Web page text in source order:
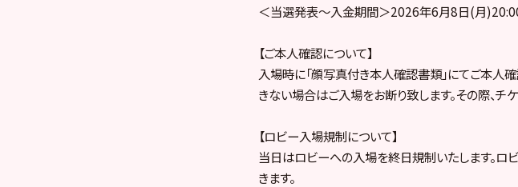
＜当選発表～入金期間＞2026年6月8日(月
【ご本人確認について】
入場時に「顔写真付き本人確認書類」にてご本人
きない場合はご入場をお断り致します。その際、チ
【ロビー入場規制について】
当日はロビーへの入場を終日規制いたします。
きます。